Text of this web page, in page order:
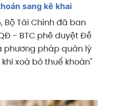
sang kê khai
Bộ Tài Chính đã ban
- BTC phê duyệt Đề
phương pháp quản lý
xoá bỏ thuế khoán"